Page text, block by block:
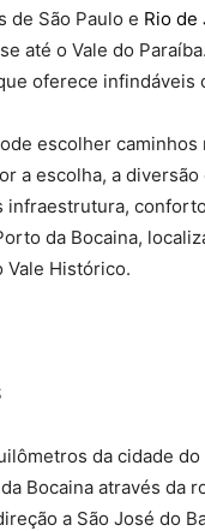
de São Paulo e Rio de
até o Vale do
oferece
escolher
a escolha, a
infraestrutura,
da Bocaina,
Vale Histórico.
da cidade do
Bocaina através da
a São José do